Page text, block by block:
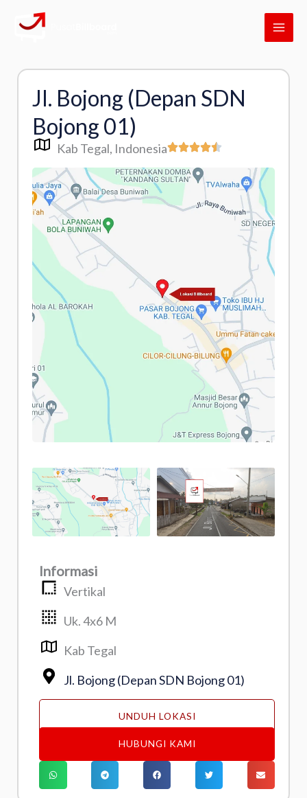
Jl. Bojong (Depan SDN
Bojong 01)
Kab Tegal, Indonesia
Informasi
Vertikal
Uk. 4x6 M
Kab Tegal
Jl. Bojong (Depan SDN Bojong 01)
UNDUH LOKASI
HUBUNGI KAMI